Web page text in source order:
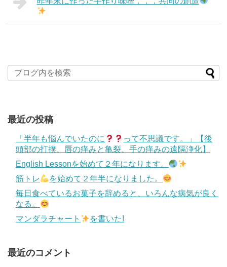
最近の投稿
「半年も悩んでいたのに
って不思議です。」【後
頭部の打撲、唇の痒みと亀裂、手の痒みの遠隔浄化】
English Lessonを始めて２年になります。
筋トレ
を始めて２年半になりました。
毎日食べているお菓子を辞めると、いろんな病気が良く
なる。
マンダラチャート
を書いた!
最近のコメント